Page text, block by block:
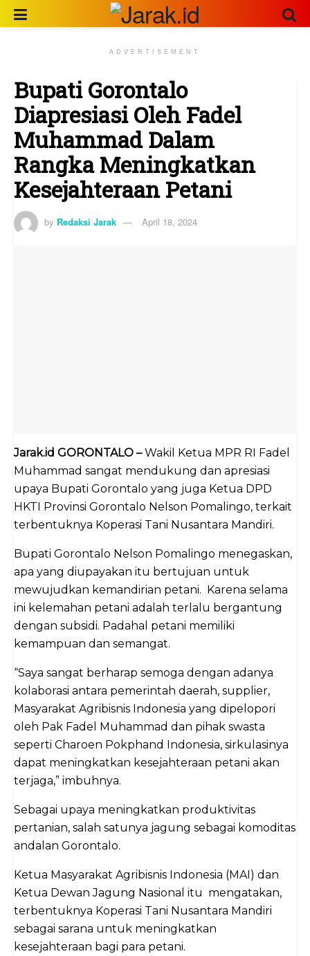
ADVERTISEMENT
Bupati Gorontalo
Diapresiasi Oleh Fadel
Muhammad Dalam
Rangka Meningkatkan
Kesejahteraan Petani
by Redaksi Jarak April 18, 2024
Jarak.id GORONTALO –Wakil Ketua MPR RI Fadel
Muhammad sangat mendukung dan apresiasi
upaya Bupati Gorontalo yang juga Ketua DPD
HKTI Provinsi Gorontalo Nelson Pomalingo, terkait
terbentuknya Koperasi Tani Nusantara Mandiri.
Bupati Gorontalo Nelson Pomalingo menegaskan,
apa yang diupayakan itu bertujuan untuk
mewujudkan kemandirian petani. Karena selama
ini kelemahan petani adalah terlalu bergantung
dengan subsidi. Padahal petani memiliki
kemampuan dan semangat.
“Saya sangat berharap semoga dengan adanya
kolaborasi antara pemerintah daerah, supplier,
Masyarakat Agribisnis Indonesia yang dipelopori
oleh Pak Fadel Muhammad dan pihak swasta
seperti Charoen Pokphand Indonesia, sirkulasinya
dapat meningkatkan kesejahteraan petani akan
terjaga,” imbuhnya.
Sebagai upaya meningkatkan produktivitas
pertanian, salah satunya jagung sebagai komoditas
andalan Gorontalo.
Ketua Masyarakat Agribisnis Indonesia (MAI) dan
Ketua Dewan Jagung Nasional itu mengatakan,
terbentuknya Koperasi Tani Nusantara Mandiri
sebagai sarana untuk meningkatkan
kesejahteraan bagi para petani.